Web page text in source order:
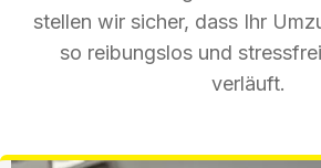
stellen wir sicher, dass Ihr
so reibungslos und
verläuft.